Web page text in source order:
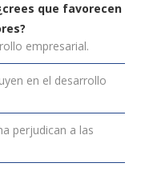
que favorecen
empresarial.
en el desarrollo
perjudican a las